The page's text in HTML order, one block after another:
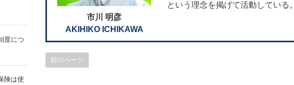
度につ
険は使
市川 明彦
AKIHIKO ICHIKAWA
という理念を掲げて活動している。
前のページ